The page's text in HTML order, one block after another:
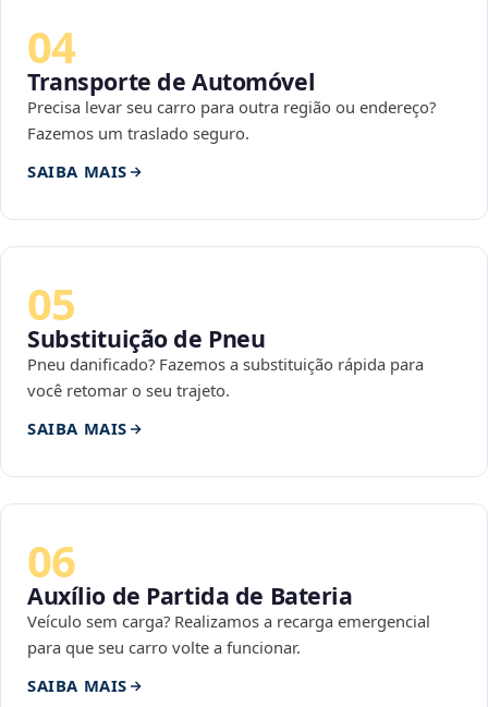
04
Transporte de Automóvel
Precisa levar seu carro para outra região ou endereço?
Fazemos um traslado seguro.
SAIBA MAIS
05
Substituição de Pneu
Pneu danificado? Fazemos a substituição rápida para
você retomar o seu trajeto.
SAIBA MAIS
06
Auxílio de Partida de Bateria
Veículo sem carga? Realizamos a recarga emergencial
para que seu carro volte a funcionar.
SAIBA MAIS